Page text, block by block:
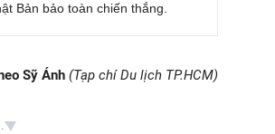
Bản bảo toàn chiến thắng.
Sỹ Ánh (Tạp chí Du lịch TP.HCM)